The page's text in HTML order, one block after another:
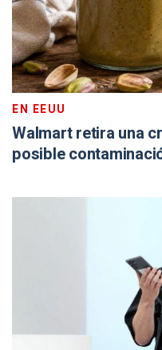
EN EEUU
Walmart retira una
posible